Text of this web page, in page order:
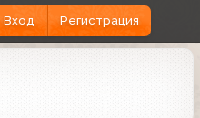
Вход Регистрация